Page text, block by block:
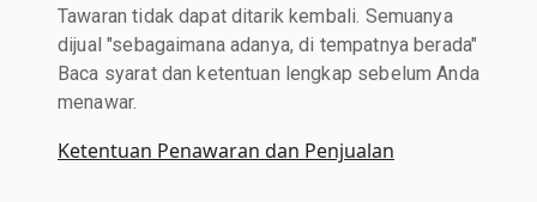
Tawaran tidak dapat ditarik kembali. Semuanya
dijual "sebagaimana adanya, di tempatnya berada"
Baca syarat dan ketentuan lengkap sebelum Anda
menawar.
Ketentuan Penawaran dan Penjualan